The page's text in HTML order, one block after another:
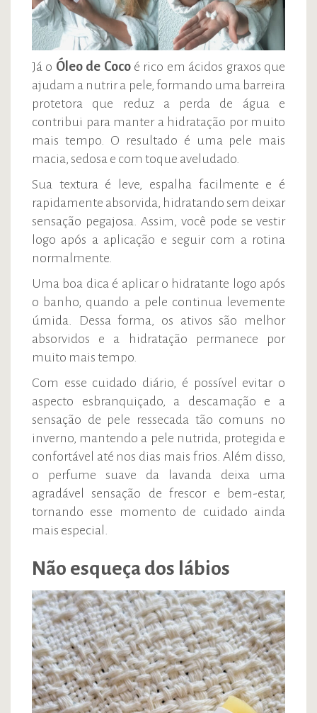
Já o Óleo de Cocoé rico em ácidos graxos que
ajudam a nutrir a pele, formando uma barreira
protetora que reduz a perda de água e
contribui para manter a hidratação por muito
mais tempo. O resultado é uma pele mais
macia, sedosa e com toque aveludado.
Sua textura é leve, espalha facilmente e é
rapidamente absorvida, hidratando sem deixar
sensação pegajosa. Assim, você pode se vestir
logo após a aplicação e seguir com a rotina
normalmente.
Uma boa dica é aplicar o hidratante logo após
o banho, quando a pele continua levemente
úmida. Dessa forma, os ativos são melhor
absorvidos e a hidratação permanece por
muito mais tempo.
Com esse cuidado diário, é possível evitar o
aspecto esbranquiçado, a descamação e a
sensação de pele ressecada tão comuns no
inverno, mantendo a pele nutrida, protegida e
confortável até nos dias mais frios. Além disso,
o perfume suave da lavanda deixa uma
agradável sensação de frescor e bem-estar,
tornando esse momento de cuidado ainda
mais especial.
Não esqueça dos lábios